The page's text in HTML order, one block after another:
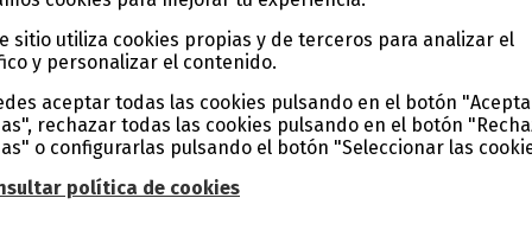
sitio utiliza cookies propias y de terceros para analizar el
y personalizar el contenido.
aceptar todas las cookies pulsando en el botón
rechazar todas las cookies pulsando en el botón
o configurarlas pulsando el botón "Seleccionar las
política de cookies
El Vicepresidente se reúne con el Comité
Político de Vigilancia y Respuesta al
Coronavirus